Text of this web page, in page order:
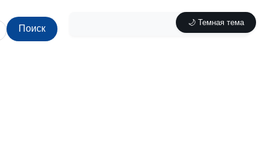
🌙 Темная тема
Поиск